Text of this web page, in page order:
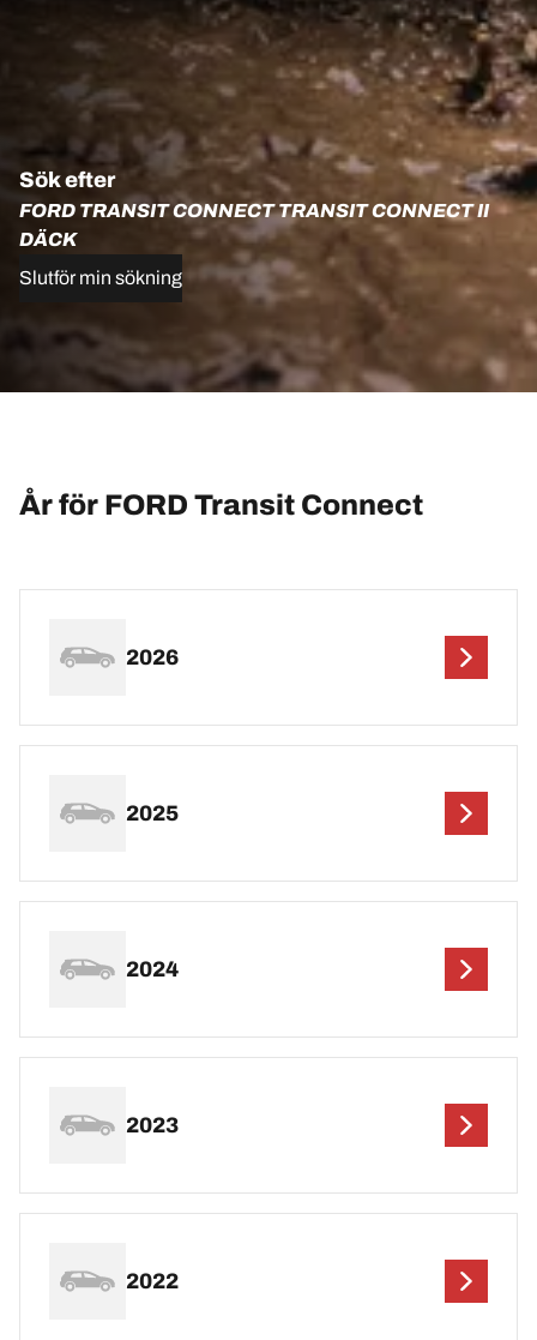
Sök efter
FORD TRANSIT CONNECT TRANSIT CONNECT II
DÄCK
Slutför min sökning
År för FORD Transit Connect
2026
2025
2024
2023
2022